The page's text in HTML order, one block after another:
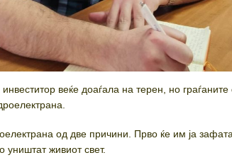
веќе доаѓала на терен, но
од две причини. Прво ќе им ја
уништат живиот свет.